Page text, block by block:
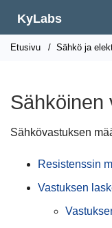
KyLabs
Etusivu / Sähkö ja
Sähköinen
Sähkövastuksen
Resistenssin
Vastuksen